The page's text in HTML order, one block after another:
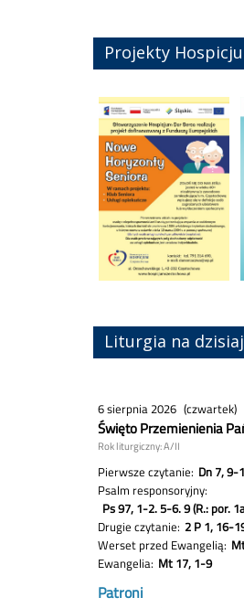
Projekty
Liturgia na dzisiaj